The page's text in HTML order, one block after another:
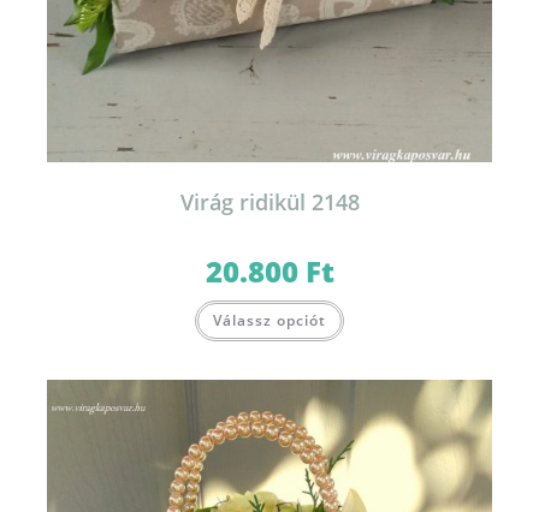
Virág ridikül 2148
20.800 Ft
Válassz opciót